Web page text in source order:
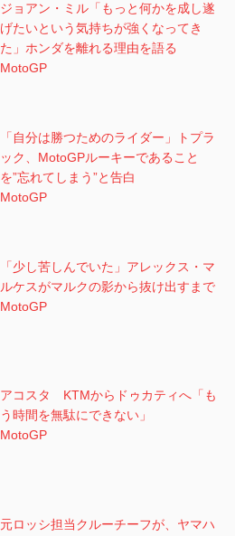
ジョアン・ミル「もっと何かを成し遂
げたいという気持ちが強くなってき
た」ホンダを離れる理由を語る
MotoGP
「自分は勝つためのライダー」トプラ
ック、MotoGPルーキーであること
を”忘れてしまう”と告白
MotoGP
「少し苦しんでいた」アレックス・マ
ルケスがマルクの影から抜け出すまで
MotoGP
アコスタ KTMからドゥカティへ「も
う時間を無駄にできない」
MotoGP
元ロッシ担当クルーチーフが、ヤマハ